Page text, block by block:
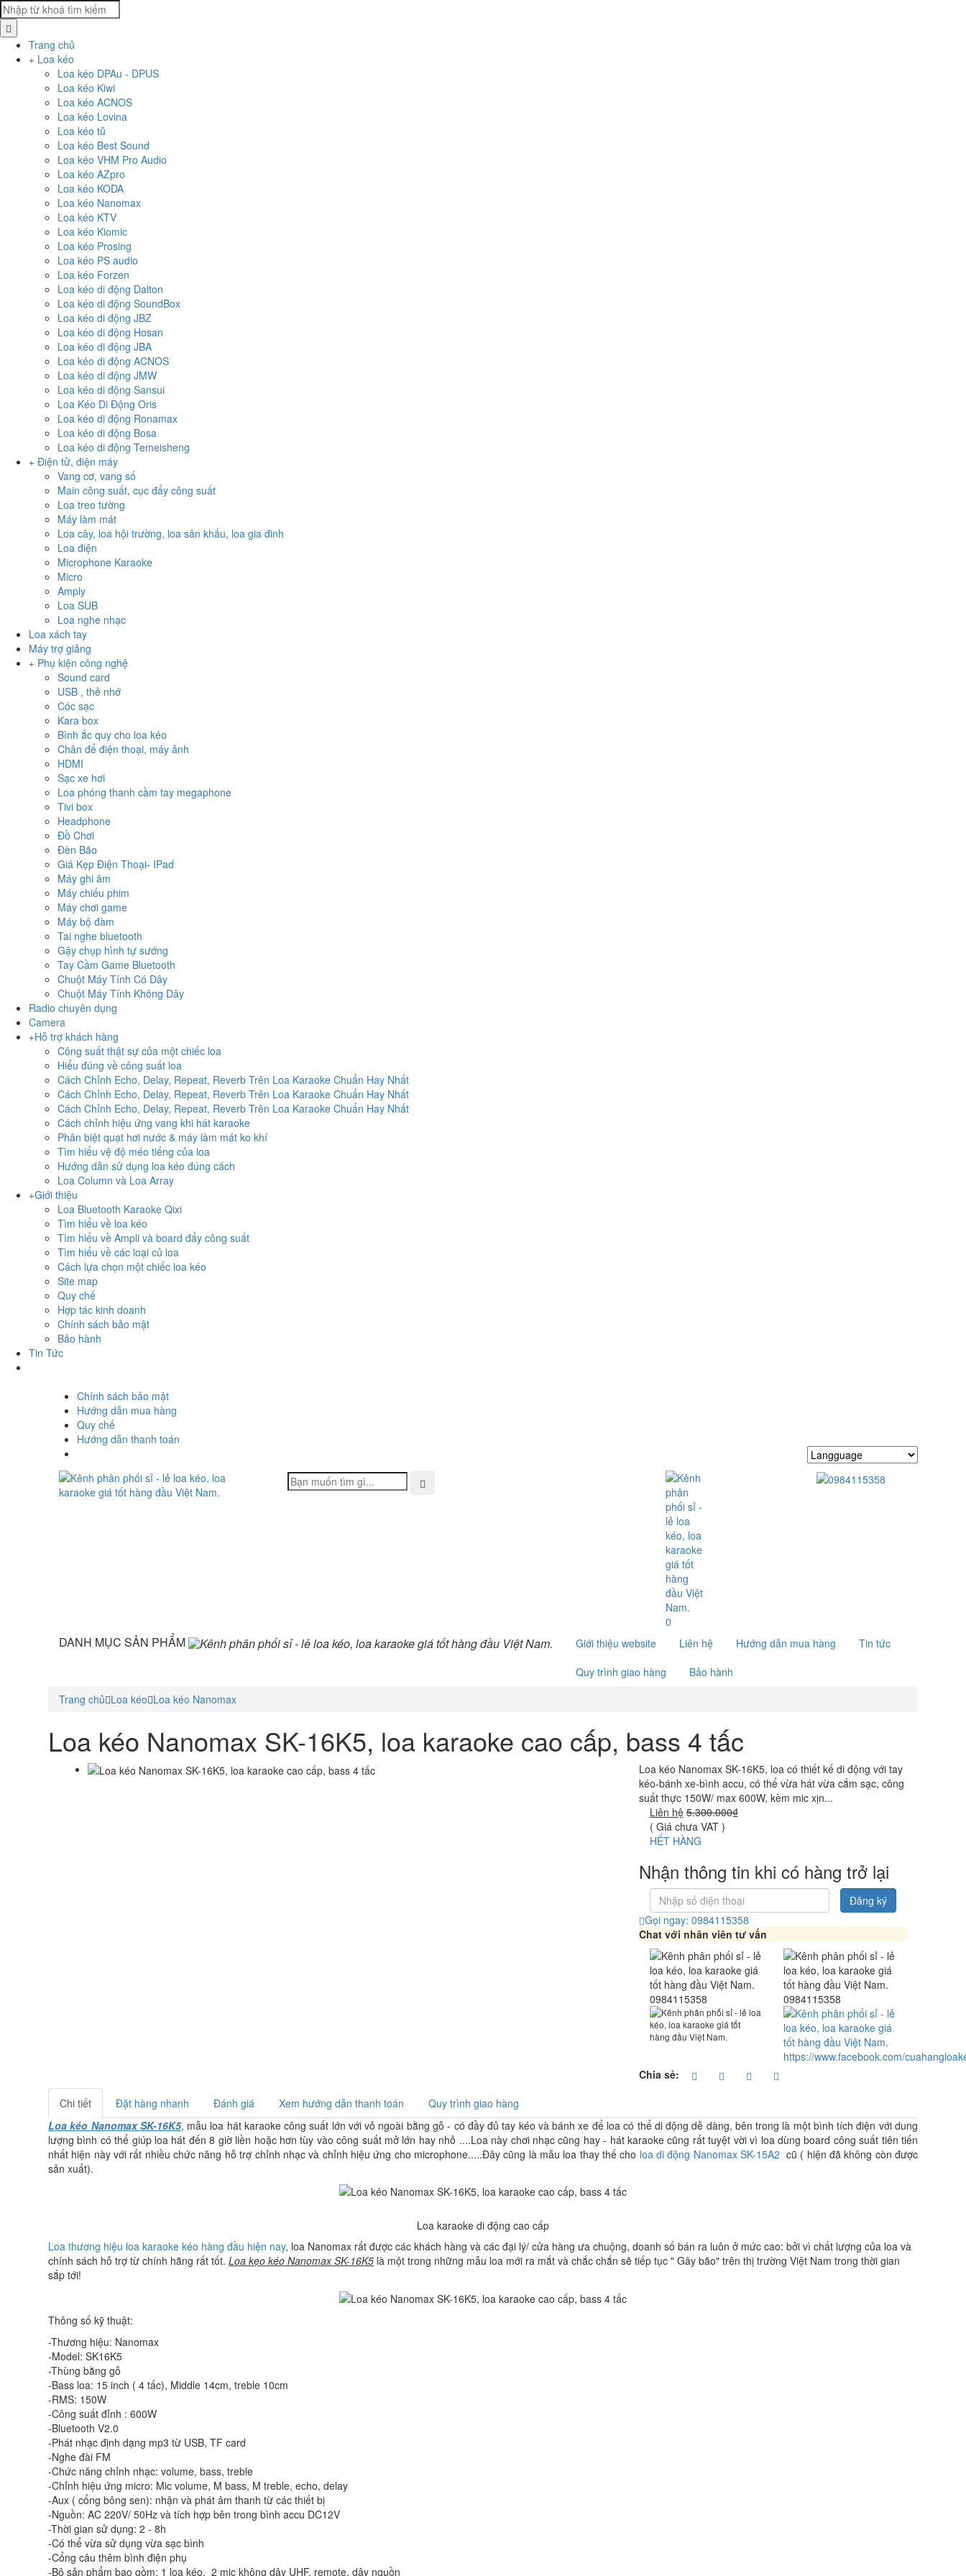
Trang chủ
Loa kéo
Loa kéo DPAu - DPUS
Loa kéo Kiwi
Loa kéo ACNOS
Loa kéo Lovina
Loa kéo tủ
Loa kéo Best Sound
Loa kéo VHM Pro Audio
Loa kéo AZpro
Loa kéo KODA
Loa kéo Nanomax
Loa kéo KTV
Loa kéo Kiomic
Loa kéo Prosing
Loa kéo PS audio
Loa kéo Forzen
Loa kéo di động Dalton
Loa kéo di động SoundBox
Loa kéo di động JBZ
Loa kéo di động Hosan
Loa kéo di động JBA
Loa kéo di động ACNOS
Loa kéo di động JMW
Loa kéo di động Sansui
Loa Kéo Di Động Oris
Loa kéo di động Ronamax
Loa kéo di động Bosa
Loa kéo di động Temeisheng
Điện tử, điện máy
Vang cơ, vang số
Main công suất, cục đẩy công suất
Loa treo tường
Máy làm mát
Loa cây, loa hội trường, loa sân khấu, loa gia đinh
Loa điện
Microphone Karaoke
Micro
Amply
Loa SUB
Loa nghe nhạc
Loa xách tay
Máy trợ giảng
Phụ kiện công nghệ
Sound card
USB , thẻ nhớ
Cóc sạc
Kara box
Bình ắc quy cho loa kéo
Chân để điện thoại, máy ảnh
HDMI
Sạc xe hơi
Loa phóng thanh cầm tay megaphone
Tivi box
Headphone
Đồ Chơi
Đèn Bão
Giá Kẹp Điện Thoại- IPad
Máy ghi âm
Máy chiếu phim
Máy chơi game
Máy bộ đàm
Tai nghe bluetooth
Gậy chụp hình tự sướng
Tay Cầm Game Bluetooth
Chuột Máy Tính Có Dây
Chuột Máy Tính Không Dây
Radio chuyên dụng
Camera
Hỗ trợ khách hàng
Công suất thật sự của một chiếc loa
Hiểu đúng về công suất loa
Cách Chỉnh Echo, Delay, Repeat, Reverb Trên Loa Karaoke Chuẩn Hay Nhất
Cách Chỉnh Echo, Delay, Repeat, Reverb Trên Loa Karaoke Chuẩn Hay Nhất
Cách Chỉnh Echo, Delay, Repeat, Reverb Trên Loa Karaoke Chuẩn Hay Nhất
Cách chỉnh hiệu ứng vang khi hát karaoke
Phân biệt quạt hơi nước & máy làm mát ko khí
Tìm hiểu vệ độ méo tiếng của loa
Hướng dẫn sử dụng loa kéo đúng cách
Loa Column và Loa Array
Giới thiệu
Loa Bluetooth Karaoke Qixi
Tìm hiểu về loa kéo
Tìm hiểu về Ampli và board đẩy công suất
Tìm hiểu về các loại củ loa
Cách lựa chọn một chiếc loa kéo
Site map
Quy chế
Hợp tác kinh doanh
Chính sách bảo mật
Bảo hành
Tin Tức
Chính sách bảo mật
Hướng dẫn mua hàng
Quy chế
Hướng dẫn thanh toán
0
DANH MỤC SẢN PHẨM Giới thiệu website Liên hệ Hướng dẫn mua hàng
Tin tức
Quy trình giao hàng
Bảo hành
Trang chủ Loa kéo Loa kéo Nanomax
Loa kéo Nanomax SK-16K5, loa karaoke cao cấp, bass 4 tấc
Loa kéo Nanomax SK-16K5, loa có thiết kế di động với tay
kéo-bánh xe-bình accu, có thể vừa hát vừa cắm sạc, công
suất thực 150W/ max 600W, kèm mic xịn...
Liên hệ 5.300.000₫
( Giá chưa VAT )
HẾT HÀNG
Nhận thông tin khi có hàng trở lại
Đăng ký
Gọi ngay: 0984115358
Chat với nhân viên tư vấn
0984115358 0984115358
https://www.facebook.com/
Chia sẻ:
Chi tiết Đặt hàng nhanh Đánh giá Xem hướng dẫn thanh toán
Quy trình giao hàng
Loa kéo Nanomax SK-16K5, mẫu loa hát karaoke công suất lớn với vỏ ngoài bằng gỗ - có đầy đủ tay kéo và bánh xe để loa có thể di động dễ dàng, bên trong là một bình tích điện với dung
lượng bình có thể giúp loa hát đến 8 giờ liền hoặc hơn tùy vào công suất mở lớn hay nhỏ ....Loa này chơi nhạc cũng hay - hát karaoke cũng rất tuyệt vời vì loa dùng board công suất tiên tiến
nhất hiện này với rất nhiều chức năng hỗ trợ chỉnh nhạc và chỉnh hiệu ứng cho microphone.....Đây cũng là mẫu loa thay thế cho loa di động Nanomax SK-15A2 cũ ( hiện đã không còn được
sản xuất).
Loa karaoke di động cao cấp
Loa thương hiệu loa karaoke kéo hàng đầu hiện nay, loa Nanomax rất được các khách hàng và các đại lý/ cửa hàng ưa chuộng, doanh số bán ra luôn ở mức cao: bởi vì chất lượng của loa và
chính sách hỗ trợ từ chính hãng rất tốt. Loa kẹo kéo Nanomax SK-16K5 là một trong những mẫu loa mới ra mắt và chắc chắn sẽ tiếp tục " Gây bão" trên thị trường Việt Nam trong thời gian
sắp tới!
Thông số kỹ thuật:
-Thương hiệu: Nanomax
-Model: SK16K5
-Thùng bằng gỗ
-Bass loa: 15 inch ( 4 tấc), Middle 14cm, treble 10cm
-RMS: 150W
-Công suất đỉnh : 600W
-Bluetooth V2.0
-Phát nhạc định dạng mp3 từ USB, TF card
-Nghe đài FM
-Chức năng chỉnh nhạc: volume, bass, treble
-Chỉnh hiệu ứng micro: Mic volume, M bass, M treble, echo, delay
-Aux ( cổng bông sen): nhận và phát âm thanh từ các thiết bị
-Nguồn: AC 220V/ 50Hz và tích hợp bên trong bình accu DC12V
-Thời gian sử dụng: 2 - 8h
-Có thể vừa sử dụng vừa sạc bình
-Cổng câu thêm bình điện phụ
-Bộ sản phẩm bao gồm: 1 loa kéo, 2 mic không dây UHF, remote, dây nguồn